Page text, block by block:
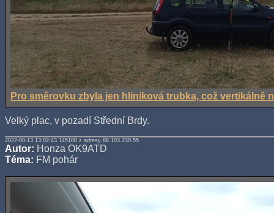
Pro směrovku zbyla jen hliniková trubka, což vertikálně
Velký plac, v pozadí Střední Brdy.
2022-08-13 13:02:43.145108 z adresy 88.103.230.55
Autor: Honza OK9ATD
Téma: FM pohár